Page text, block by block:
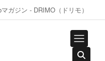
ガジン - DRIMO（ドリモ）